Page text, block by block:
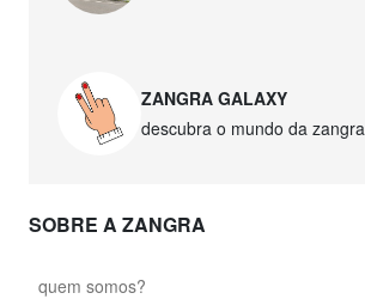
ZANGRA GALAXY
descubra o mundo da zangra
SOBRE A ZANGRA
quem somos?